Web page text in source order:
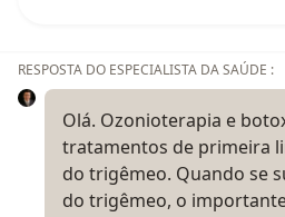
RESPOSTA DO ESPECIALISTA DA SAÚDE :
Olá. Ozonioterapia e
tratamentos de primeira
do trigêmeo. Quando se
do trigêmeo, o